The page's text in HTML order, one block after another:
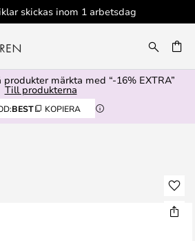
skickas inom 1 arbetsdag
produkter märkta med “-16% EXTRA”
Till produkterna
BEST KOPIERA